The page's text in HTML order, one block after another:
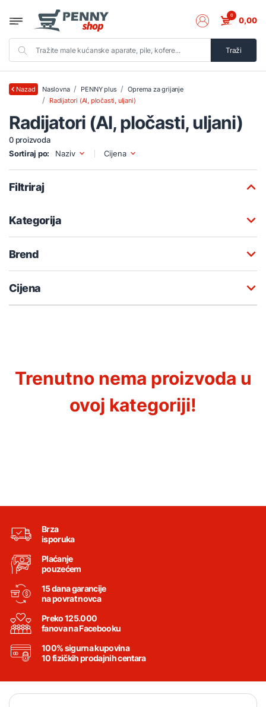
Traži
0 0,00
Nazad Naslovna PENNY plus
Oprema za grijanje
Radijatori (Al, pločasti, uljani)
Radijatori (Al, pločasti, uljani)
0 proizvoda
Sortiraj po:
Naziv Cijena
Filtriraj
Kategorija
Brend
Cijena
Trenutno nema proizvoda u
ovoj kategoriji!
Brza
isporuka
Plaćanje
pouzećem
15 dana garancije
na povrat novca
Preko 125.000
fanova na Facebooku
100% sigurna kupovina
10 fizičkih prodajnih centara